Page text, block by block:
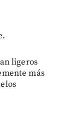
ligeros
más